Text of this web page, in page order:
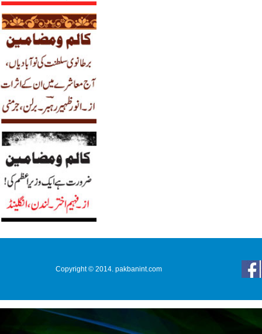
Copyright © 2014. pakbanint.com